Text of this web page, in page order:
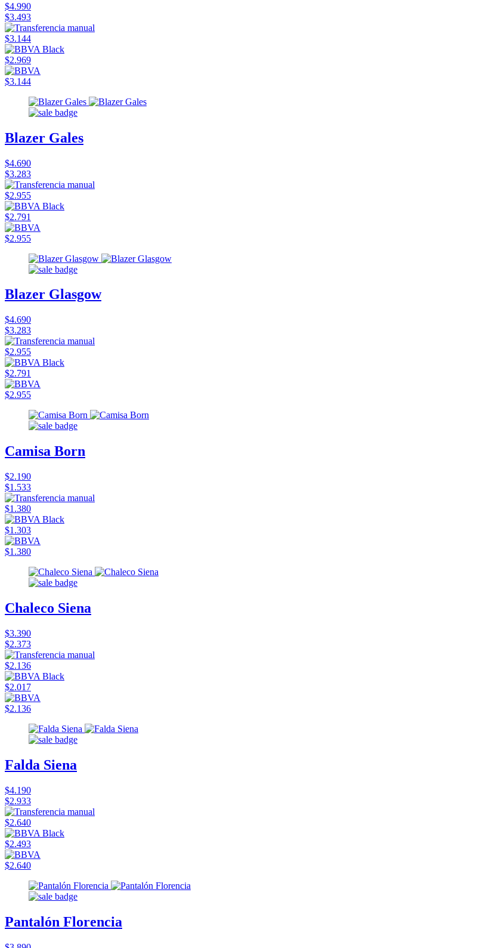
$4.990
$3.493
$3.144
$2.969
$3.144
Blazer Gales
$4.690
$3.283
$2.955
$2.791
$2.955
Blazer Glasgow
$4.690
$3.283
$2.955
$2.791
$2.955
Camisa Born
$2.190
$1.533
$1.380
$1.303
$1.380
Chaleco Siena
$3.390
$2.373
$2.136
$2.017
$2.136
Falda Siena
$4.190
$2.933
$2.640
$2.493
$2.640
Pantalón Florencia